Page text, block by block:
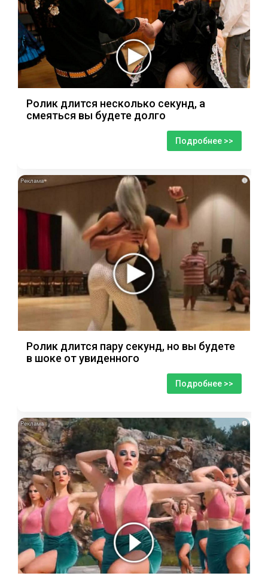
Ролик длится несколько секунд, а
смеяться вы будете долго
Подробнее >>
i
Ролик длится пару секунд, но вы будете
в шоке от увиденного
Подробнее >>
i